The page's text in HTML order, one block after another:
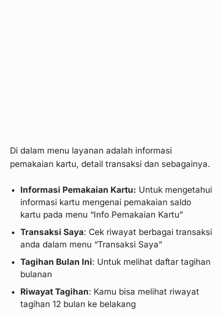
Di dalam menu layanan adalah informasi
pemakaian kartu, detail transaksi dan sebagainya.
Informasi Pemakaian Kartu: Untuk mengetahui
informasi kartu mengenai pemakaian saldo
kartu pada menu “Info Pemakaian Kartu”
Transaksi Saya: Cek riwayat berbagai transaksi
anda dalam menu “Transaksi Saya”
Tagihan Bulan Ini: Untuk melihat daftar tagihan
bulanan
Riwayat Tagihan: Kamu bisa melihat riwayat
tagihan 12 bulan ke belakang